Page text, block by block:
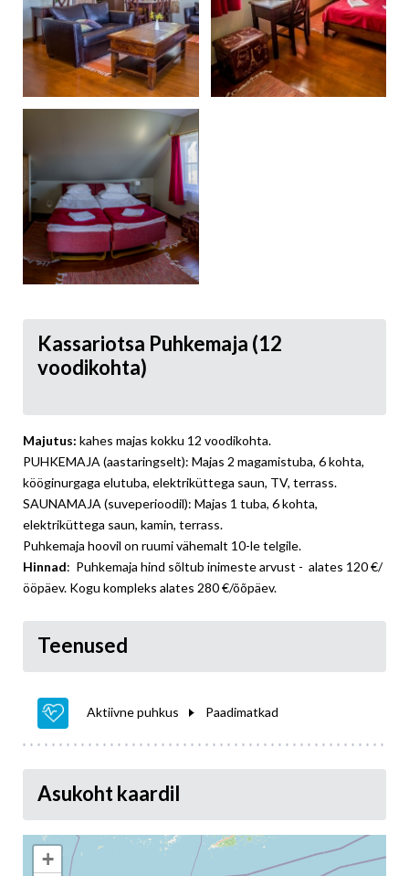
Kassariotsa Puhkemaja (12
voodikohta)
Majutus: kahes majas kokku 12 voodikohta.
PUHKEMAJA (aastaringselt): Majas 2 magamistuba, 6 kohta,
kööginurgaga elutuba, elektriküttega saun, TV, terrass.
SAUNAMAJA (suveperioodil): Majas 1 tuba, 6 kohta,
elektriküttega saun, kamin, terrass.
Puhkemaja hoovil on ruumi vähemalt 10-le telgile.
Hinnad: Puhkemaja hind sõltub inimeste arvust - alates 120 €/
ööpäev. Kogu kompleks alates 280 €/õõpäev.
Teenused
Aktiivne puhkus Paadimatkad
Asukoht kaardil
+